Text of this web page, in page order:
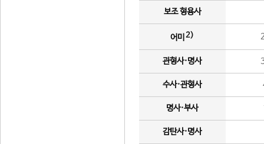
보조 형용사
어미 2)
관형사·명사
수사·관형사
명사·부사
감탄사·명사